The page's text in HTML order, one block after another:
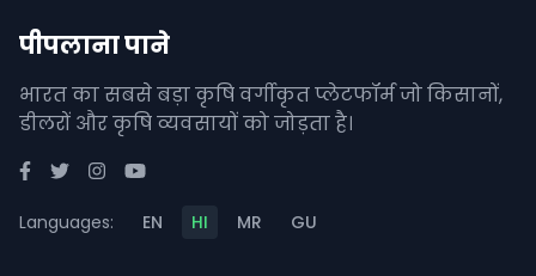
पीपलाना पाने
भारत का सबसे बड़ा कृषि वर्गीकृत प्लेटफॉर्म जो किसानों,
डीलरों और कृषि व्यवसायों को जोड़ता है।
Languages: EN HI MR GU